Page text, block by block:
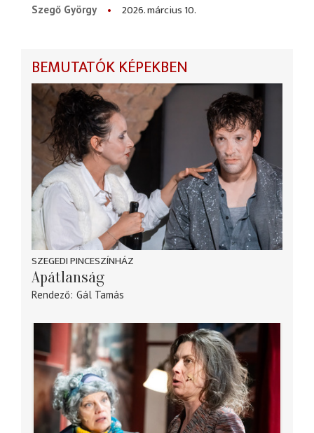
Szegő György
2026. március 10.
BEMUTATÓK KÉPEKBEN
SZEGEDI PINCESZÍNHÁZ
Apátlanság
Rendező Gál Tamás